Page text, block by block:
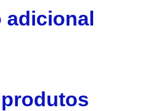
adicional